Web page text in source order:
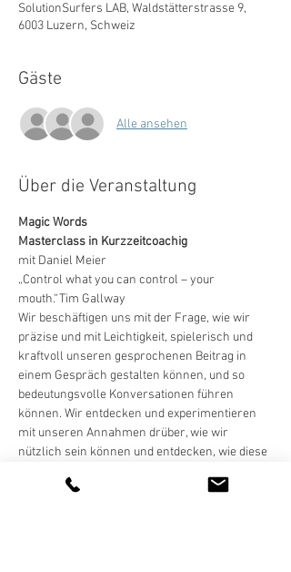
SolutionSurfers LAB, Waldstätterstrasse 9,
6003 Luzern, Schweiz
Gäste
Alle ansehen
Über die Veranstaltung
Magic Words
Masterclass in Kurzzeitcoachig
mit Daniel Meier
„Control what you can control – your
mouth.“Tim Gallway
Wir beschäftigen uns mit der Frage, wie wir
präzise und mit Leichtigkeit, spielerisch und
kraftvoll unseren gesprochenen Beitrag in
einem Gespräch gestalten können, und so
bedeutungsvolle Konversationen führen
können. Wir entdecken und experimentieren
mit unseren Annahmen drüber, wie wir
nützlich sein können und entdecken, wie diese
beeinflussen und verändern.